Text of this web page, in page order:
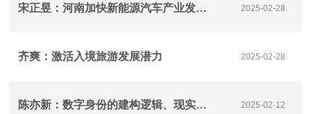
宋正昱：河南加快新能源汽车产业发展的对策研究 2025-02-28
齐爽：激活入境旅游发展潜力 2025-02-28
陈亦新：数字身份的建构逻辑、现实困境与治理路径 2025-02-12